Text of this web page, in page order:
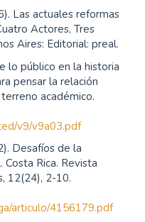
Las actuales reformas
Actores, Tres
Aires: Editorial: preal.
lo público en la historia
pensar la relación
académico.
v9/v9a03.pdf
Desafíos de la
Rica. Revista
12(24), 2-10.
articulo/4156179.pdf